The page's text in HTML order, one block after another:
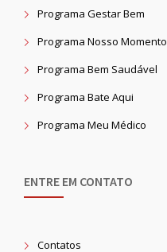
Programa Gestar Bem
Programa Nosso Momento
Programa Bem Saudável
Programa Bate Aqui
Programa Meu Médico
ENTRE EM CONTATO
Contatos